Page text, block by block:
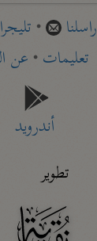
راسلنا •
تعليمات• عن
أندرويد
تطوير